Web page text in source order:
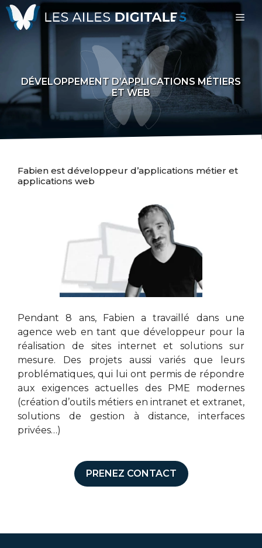
Aller
au
contenu
DÉVELOPPEMENT D’APPLICATIONS MÉTIERS
ET WEB
Fabien est développeur d’applications métier et
applications web
Pendant 8 ans, Fabien a travaillé dans une
agence web en tant que développeur pour la
réalisation de sites internet et solutions sur
mesure. Des projets aussi variés que leurs
problématiques, qui lui ont permis de répondre
aux exigences actuelles des PME modernes
(création d’outils métiers en intranet et extranet,
solutions de gestion à distance, interfaces
privées…)
PRENEZ CONTACT